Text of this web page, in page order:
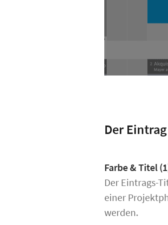
Der Eintrag
Farbe & Titel
Der Eintrags-
einer
werden.